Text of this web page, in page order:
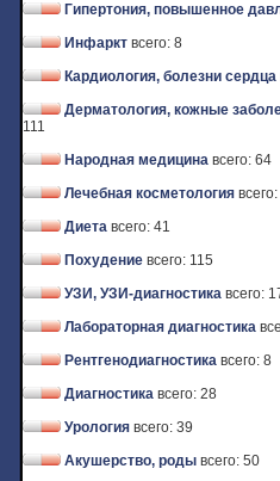
Гипертония, повышенное
Инфаркт всего: 8
Кардиология, болезни сердца
Дерматология, кожные
111
Народная медицина всего: 64
Лечебная косметология
Диета всего: 41
Похудение всего: 115
УЗИ, УЗИ-диагностика всего:
Лабораторная диагностика
Рентгенодиагностика всего: 8
Диагностика всего: 28
Урология всего: 39
Акушерство, роды всего: 50